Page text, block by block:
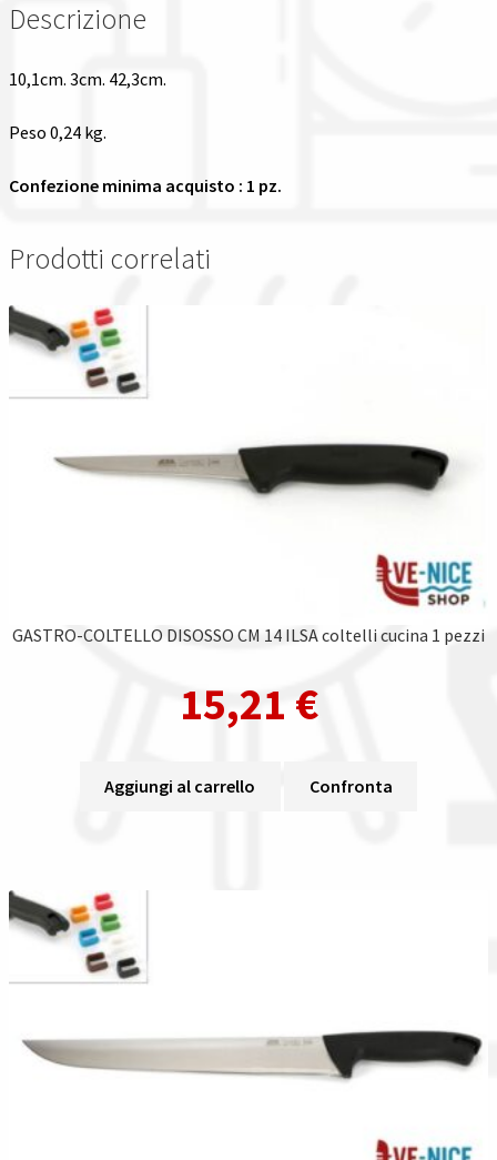
Descrizione
10,1cm. 3cm. 42,3cm.
Peso 0,24 kg.
Confezione minima acquisto : 1 pz.
Prodotti correlati
GASTRO-COLTELLO DISOSSO CM 14 ILSA coltelli cucina 1 pezzi
15,21 €
Aggiungi al carrello Confronta